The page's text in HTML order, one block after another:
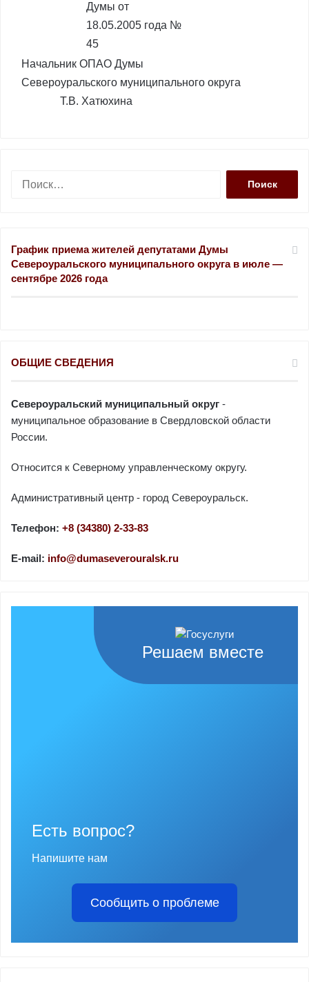
Думы от
18.05.2005 года №
45
Начальник ОПАО Думы
Североуральского муниципального округа
Т.В. Хатюхина
:
График приема жителей депутатами Думы
Североуральского муниципального округа в июле —
сентябре 2026 года
ОБЩИЕ СВЕДЕНИЯ
Североуральский муниципальный округ -
муниципальное образование в Свердловской области
России.
Относится к Северному управленческому округу.
Административный центр - город Североуральск.
Телефон: +8 (34380) 2-33-83
E-mail: info@dumaseverouralsk.ru
Решаем вместе
Есть вопрос?
Напишите нам
Сообщить о проблеме